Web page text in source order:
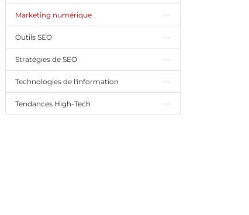
Marketing numérique
Outils SEO
Stratégies de SEO
Technologies de l'information
Tendances High-Tech